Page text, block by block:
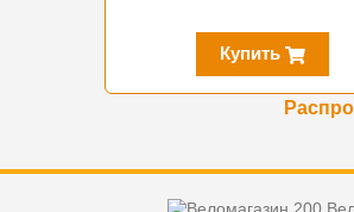
Купить